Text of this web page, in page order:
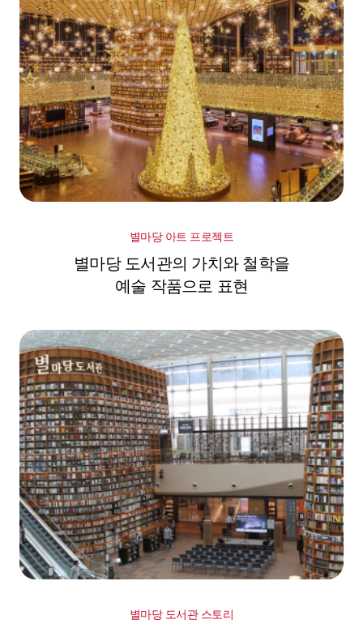
별마당 아트 프로젝트
별마당 도서관의 가치와 철학을
예술 작품으로 표현
별마당 도서관 스토리